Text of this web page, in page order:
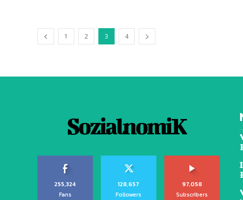
1 2 3 4
SozialnomiK
255,324
Fans
128,657
Followers
97,058
Subscribers